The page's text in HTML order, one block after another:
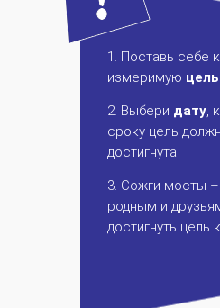
1. Поставь себе
измеримую цель
2. Выбери дату,
сроку цель
достигнута
3. Сожги мосты –
родным и
достигнуть цель